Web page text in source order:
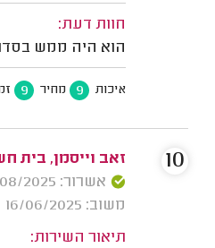
חוות דעת:
הוא היה ממש בסדר,
איכות 9 מחיר 9
זאב וייסמן, בית
אשרור: 15/08/2025
משוב: 16/06/2025
תיאור השירות:
10